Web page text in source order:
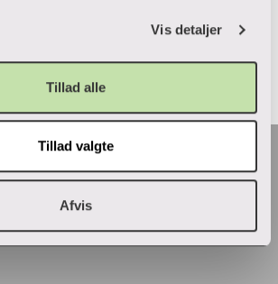
Vis detaljer
Tillad alle
Tillad valgte
Afvis